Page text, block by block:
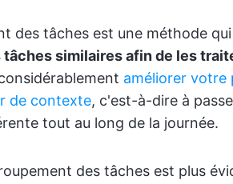
des tâches est une méthode
similaires afin de les
améliorer votre
de contexte, c'est-à-dire à
tout au long de la journée.
des tâches est plus